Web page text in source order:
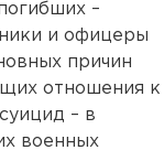
–
и офицеры
причин
отношения к
– в
военных